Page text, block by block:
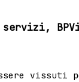
vissuti